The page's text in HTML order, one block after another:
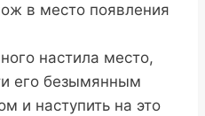
в место появления
настила место,
его безымянным
и наступить на это